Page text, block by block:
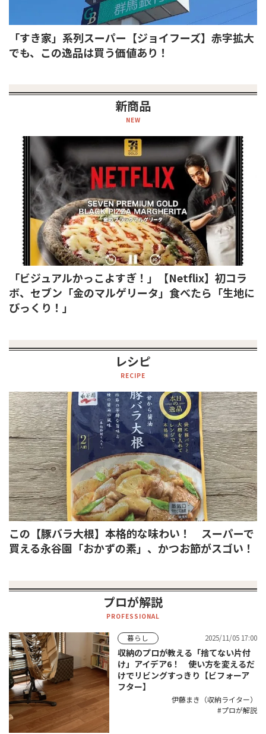
「すき家」系列スーパー【ジョイフーズ】赤字拡大
でも、この逸品は買う価値あり！
新商品
NEW
「ビジュアルかっこよすぎ！」【Netflix】初コラ
ボ、セブン「金のマルゲリータ」食べたら「生地に
びっくり！」
レシピ
RECIPE
この【豚バラ大根】本格的な味わい！ スーパーで
買える永谷園「おかずの素」、かつお節がスゴい！
プロが解説
PROFESSIONAL
暮らし 2025/11/05 17:00
収納のプロが教える「捨てない片付
け」アイデア6！ 使い方を変えるだ
けでリビングすっきり【ビフォーア
フター】
伊藤まき（収納ライター）
プロが解説